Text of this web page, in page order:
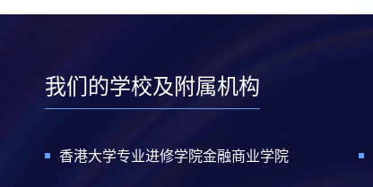
我们的学校及附属机构
香港大学专业进修学院金融商业学院